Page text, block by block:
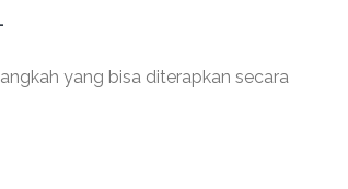
yang bisa diterapkan secara